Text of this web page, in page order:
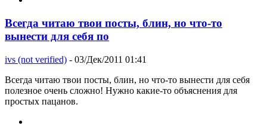
Всегда читаю твои посты, блин, но что-то
вынести для себя по
ivs (not verified) - 03/Дек/2011 01:41
Всегда читаю твои посты, блин, но что-то вынести для себя
полезное очень сложно! Нужно какие-то объяснения для
простых пацанов.